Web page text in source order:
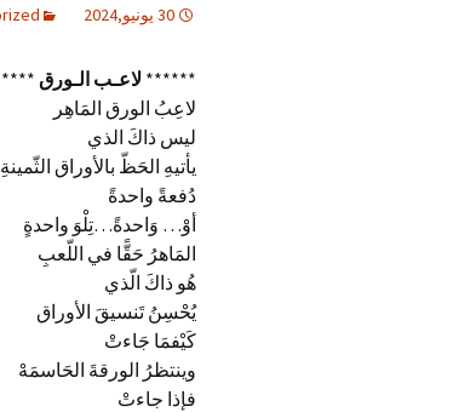
30 يونيو,2024
****** لاعـب الـورق
لاعِبُ الورق المَاهِر
ليس ذاكَ الذي
يأتيهِ الحَظّ بالأوراق الثّمينةِ
دُفعةً واحدةً
أوْ… وَاحدةً…تِلْوَ واحدةٍ
المَاهرُ حَقًّا في اللّعبِ
هُو ذاكَ الّذي
يُحْسِنُ تَنسيقَ الأوراق
كَيْفمَا جَاءتْ
وينتظرُ الورقةَ الحَاسمَهْ
فإذا جاءتْ